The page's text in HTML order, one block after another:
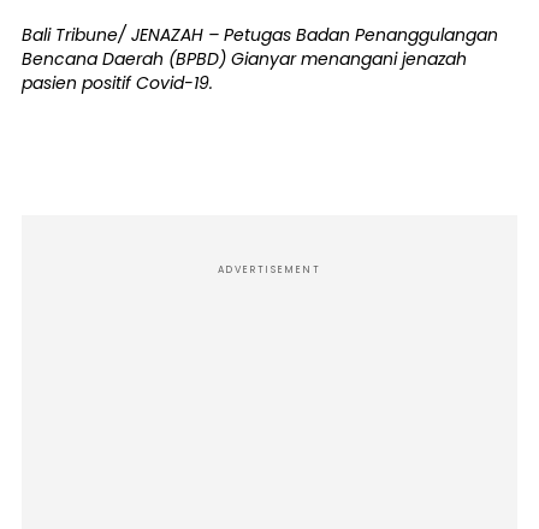
Bali Tribune/ JENAZAH – Petugas Badan Penanggulangan
Bencana Daerah (BPBD) Gianyar menangani jenazah
pasien positif Covid-19.
ADVERTISEMENT